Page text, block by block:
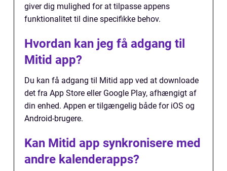
giver dig mulighed for at tilpasse appens
funktionalitet til dine specifikke behov.
Hvordan kan jeg få adgang til
Mitid app?
Du kan få adgang til Mitid app ved at downloade
det fra App Store eller Google Play, afhængigt af
din enhed. Appen er tilgængelig både for iOS og
Android-brugere.
Kan Mitid app synkronisere med
andre kalenderapps?